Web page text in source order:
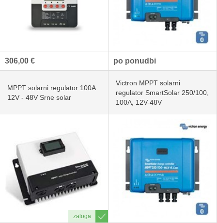
306,00 € po ponudbi
MPPT solarni regulator 100A
12V - 48V Srne solar
Victron MPPT solarni
regulator SmartSolar 250/100,
100A, 12V-48V